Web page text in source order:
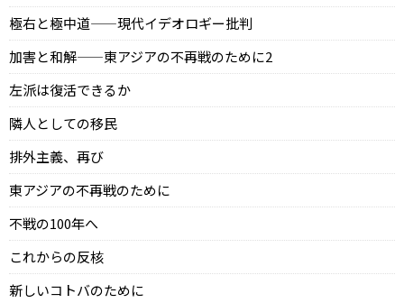
極右と極中道——現代イデオロギー批判
加害と和解——東アジアの不再戦のために2
左派は復活できるか
隣人としての移民
排外主義、再び
東アジアの不再戦のために
不戦の100年へ
これからの反核
新しいコトバのために